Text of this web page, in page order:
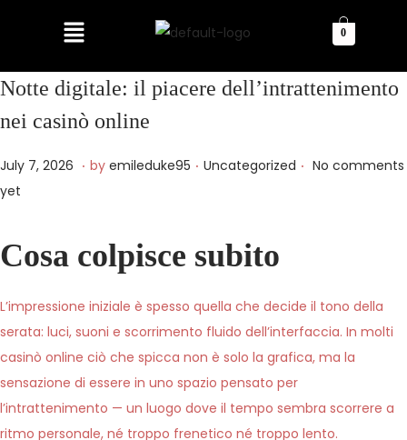
0
Notte digitale: il piacere dell’intrattenimento
nei casinò online
P
o
e
o
n
July 7, 2026 J
7
2
0
2
6
. by emileduke95 . P
e
i
n
Uncategorized . No comments
yet
Cosa colpisce subito
L’impressione iniziale è spesso quella che decide il tono della
serata: luci, suoni e scorrimento fluido dell’interfaccia. In molti
casinò online ciò che spicca non è solo la grafica, ma la
sensazione di essere in uno spazio pensato per
l’intrattenimento — un luogo dove il tempo sembra scorrere a
ritmo personale, né troppo frenetico né troppo lento.